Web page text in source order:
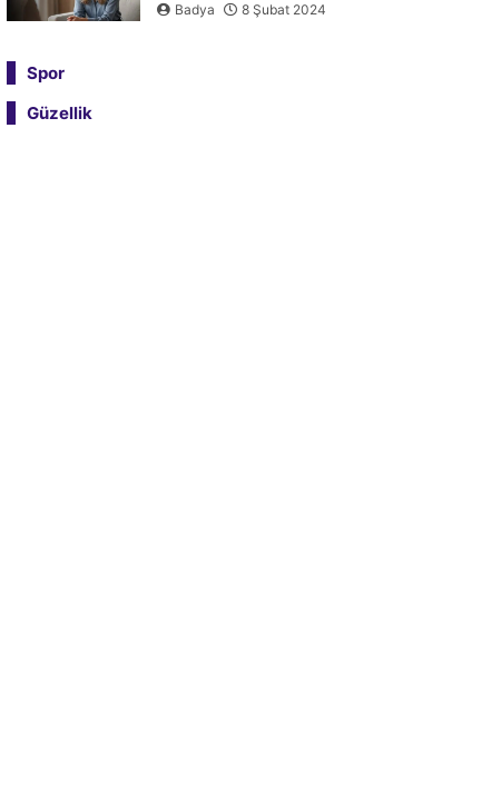
Badya 8 Şubat 2024
Spor
Güzellik